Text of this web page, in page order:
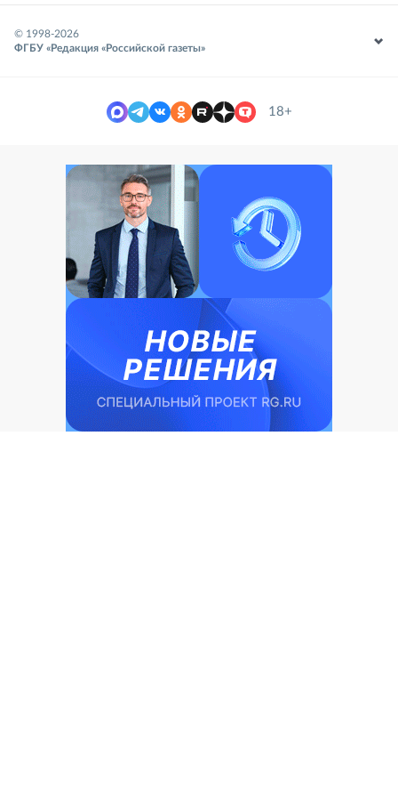
© 1998-2026
ФГБУ «Редакция «Российской газеты»
18+